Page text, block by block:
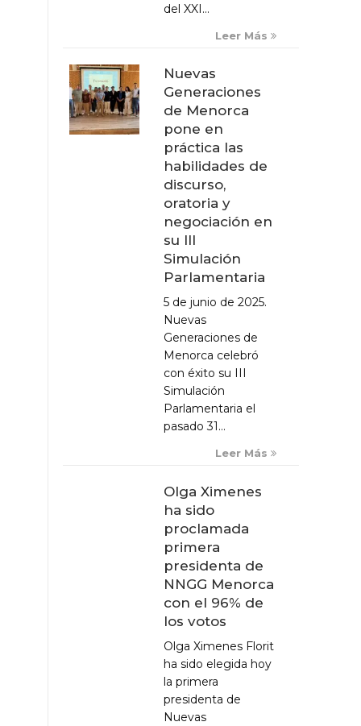
del XXI...
Leer Más
Nuevas
Generaciones
de Menorca
pone en
práctica las
habilidades de
discurso,
oratoria y
negociación en
su III
Simulación
Parlamentaria
5 de junio de 2025.
Nuevas
Generaciones de
Menorca celebró
con éxito su III
Simulación
Parlamentaria el
pasado 31...
Leer Más
Olga Ximenes
ha sido
proclamada
primera
presidenta de
NNGG Menorca
con el 96% de
los votos
Olga Ximenes Florit
ha sido elegida hoy
la primera
presidenta de
Nuevas